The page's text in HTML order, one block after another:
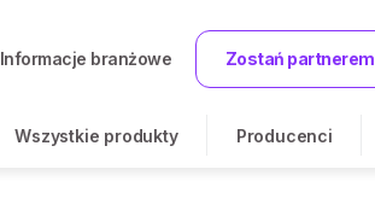
Informacje branżowe Zostań partnerem
Wszystkie produkty Producenci